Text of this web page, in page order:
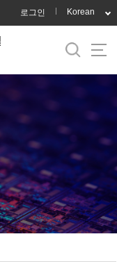
로그인 Korean